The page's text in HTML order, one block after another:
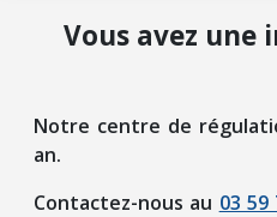
Vous avez
Notre centre de
an.
Contactez-nous au 03 59